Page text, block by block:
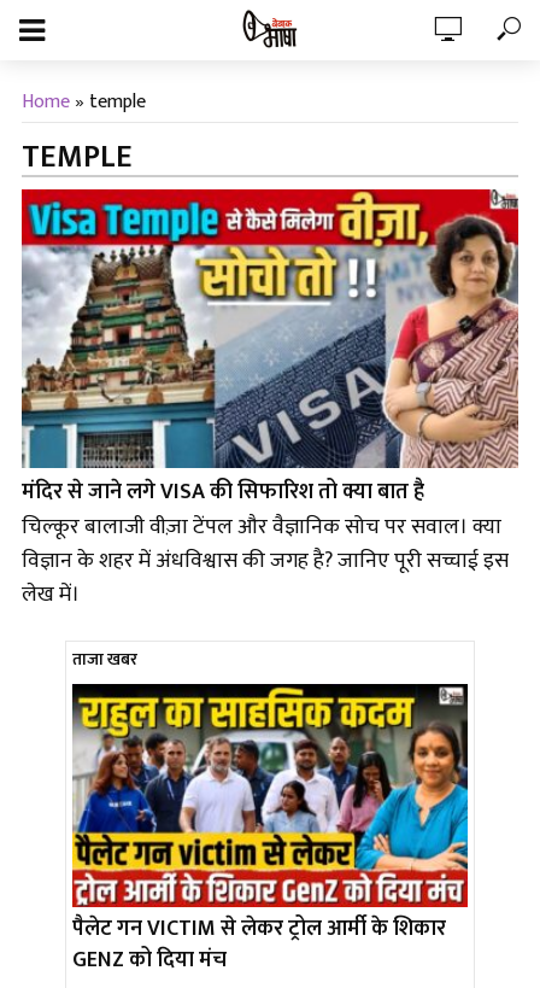
Home» temple
TEMPLE
मंदिर से जाने लगे VISA की सिफारिश तो क्या बात है
चिल्कूर बालाजी वीज़ा टेंपल और वैज्ञानिक सोच पर सवाल। क्या
विज्ञान के शहर में अंधविश्वास की जगह है? जानिए पूरी सच्चाई इस
लेख में।
ताजा खबर
पैलेट गन VICTIM से लेकर ट्रोल आर्मी के शिकार
GENZ को दिया मंच